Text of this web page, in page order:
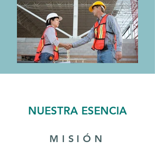
NUESTRA ESENCIA
MISIÓN